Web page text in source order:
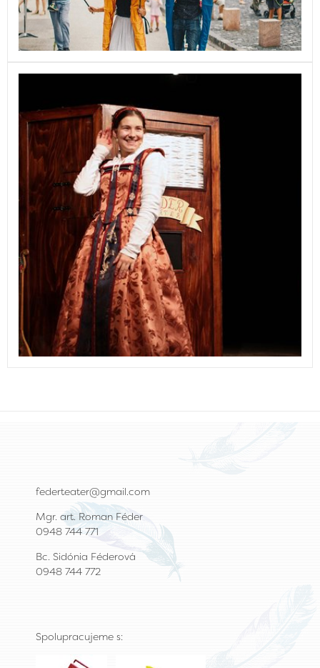
federteater@gmail.com
Mgr. art. Roman Féder
0948 744 771
Bc. Sidónia Féderová
0948 744 772
Spolupracujeme s: